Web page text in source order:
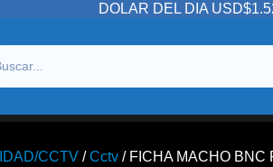
DOLAR DEL DIA
CCTV /Cctv / FICHA MACHO BNC